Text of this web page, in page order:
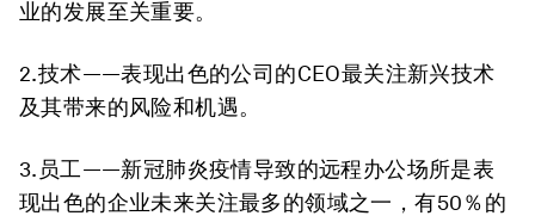
业的发展至关重要。
2.技术——表现出色的公司的CEO最关注新兴技术
及其带来的风险和机遇。
3.员工——新冠肺炎疫情导致的远程办公场所是表
现出色的企业未来关注最多的领域之一，有50％的